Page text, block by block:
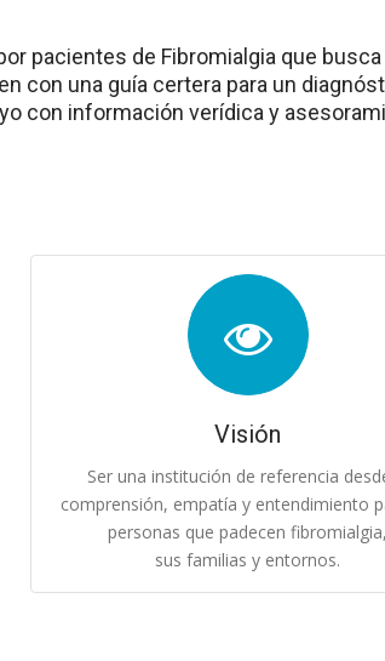
pacientes de Fibromialgia que
con una guía certera para un
con información verídica y
Visión
Ser una institución de referencia
comprensión, empatía y entendimiento
personas que padecen fibromialgia,
sus familias y entornos.